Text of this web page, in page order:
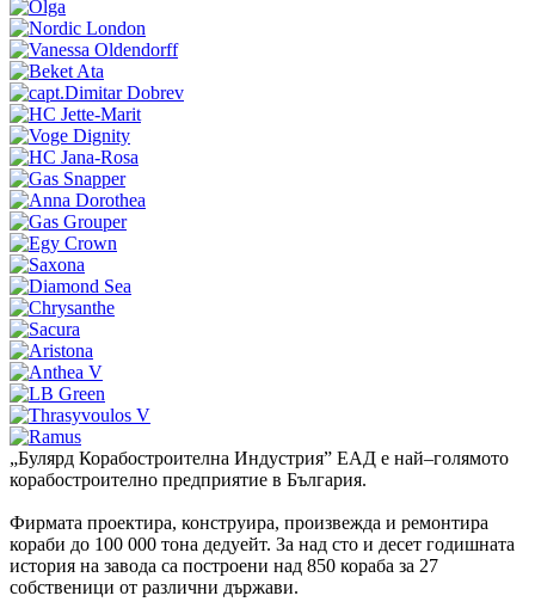
„Булярд Корабостроителна Индустрия” ЕАД е най–голямото
корабостроително предприятие в България.
Фирмата проектира, конструира, произвежда и ремонтира
кораби до 100 000 тона дедуейт. За над сто и десет годишната
история на завода са построени над 850 кораба за 27
собственици от различни държави.